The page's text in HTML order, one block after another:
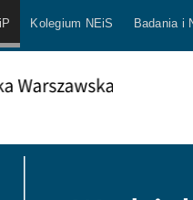
Kolegium NEiS Badania i